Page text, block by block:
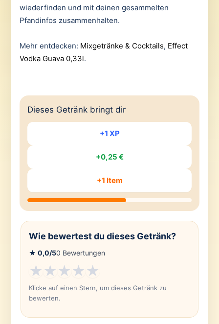
wiederfinden und mit deinen gesammelten
Pfandinfos zusammenhalten.
Mehr entdecken: Mixgetränke & Cocktails, Effect
Vodka Guava 0,33l.
Dieses Getränk bringt dir
+1 XP
+0,25 €
+1 Item
Wie bewertest du dieses Getränk?
★ 0,0/50 Bewertungen
★★★★★
Klicke auf einen Stern, um dieses Getränk zu
bewerten.